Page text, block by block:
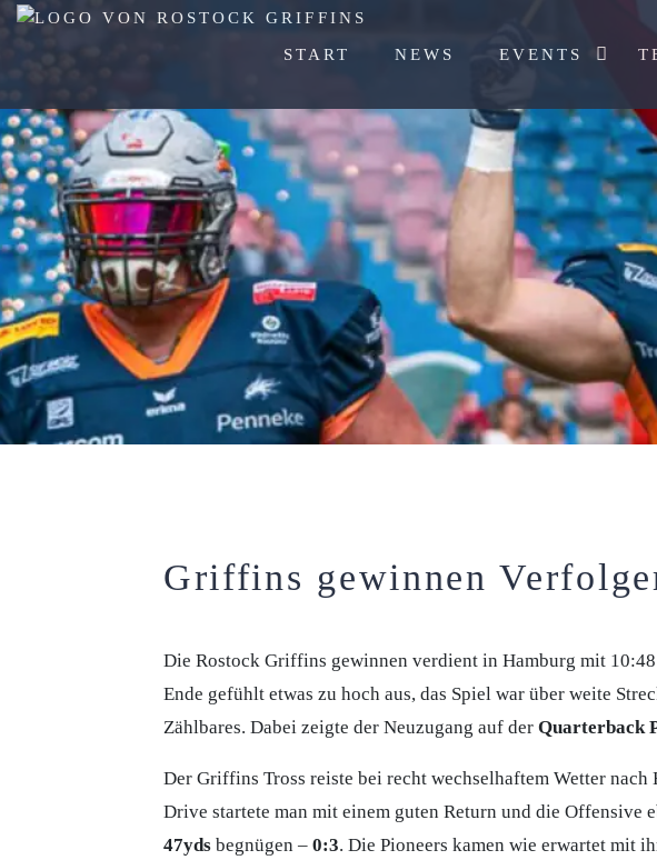
START NEWS EVENTS Toggle
Griffins gewinnen
Die Rostock Griffins gewinnen verdient in Hamburg mit
Ende gefühlt etwas zu hoch aus, das Spiel war über weite
Zählbares. Dabei zeigte der Neuzugang auf der Quarterback
Der Griffins Tross reiste bei recht wechselhaftem Wetter
Drive startete man mit einem guten Return und die Offensive
47yds begnügen – 0:3. Die Pioneers kamen wie erwartet mit